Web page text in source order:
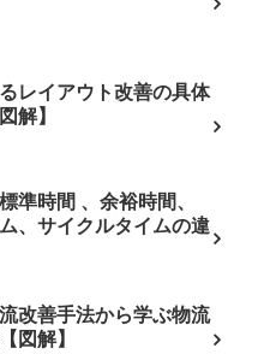
レイアウト改善の具体
解】
準時間 、余裕時間、
、サイクルタイムの違
改善手法から学ぶ物流
図解】